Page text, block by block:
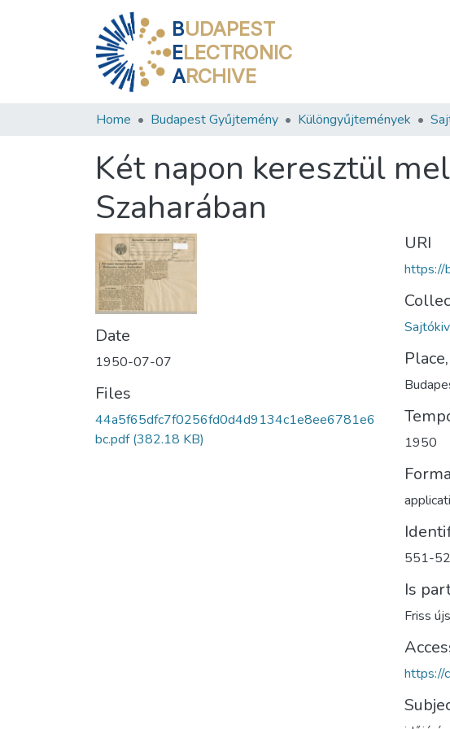
BUDAPEST
ELECTRONIC
ARCHIVE
Home Budapest Gyűjtemény Különgyűjtemények
Két napon keresztül
Szaharában
Date
1950-07-07
Files
44a5f65dfc7f0256fd0d4d9134c1e8ee6781e6
bc.pdf(382.18 KB)
URI
https://
1950
551-
Is
Friss
https://